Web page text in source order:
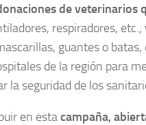
de veterinarios
respiradores, etc.,
guantes o
de la región para
la seguridad de los
en estacampaña,